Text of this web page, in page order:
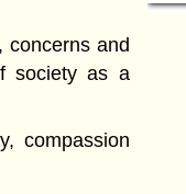
concerns and
society as a
compassion